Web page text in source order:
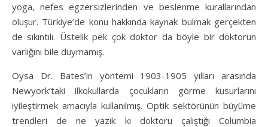
yoga, nefes egzersizlerinden ve beslenme kurallarından
oluşur. Türkiye’de konu hakkında kaynak bulmak gerçekten
de sıkıntılı. Üstelik pek çok doktor da böyle bir doktorun
varlığını bile duymamış.
Oysa Dr. Bates’in yöntemi 1903-1905 yılları arasında
Newyork’taki ilkokullarda çocukların görme kusurlarını
iyileştirmek amacıyla kullanılmış. Optik sektörünün büyüme
trendleri de ne yazık ki doktoru çalıştığı Columbia